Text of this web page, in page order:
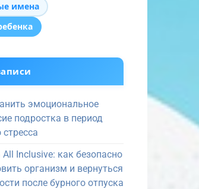
имена
эмоциональное
подростка в период
стресса
Inclusive: как безопасно
организм и вернуться
после бурного отпуска